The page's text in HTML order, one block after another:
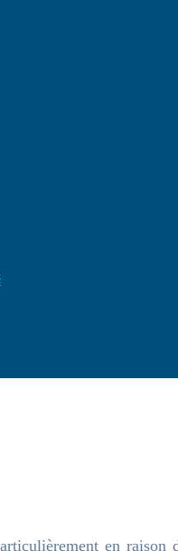
en raison